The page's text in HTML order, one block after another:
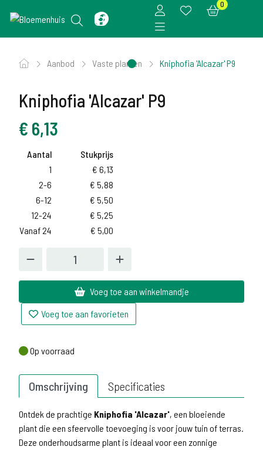
0
Aanbod Vaste planten Kniphofia 'Alcazar' P9
Kniphofia 'Alcazar' P9
€ 6,13
Aantal
Stukprijs
1
€ 6,13
2-6
€ 5,88
6-12
€ 5,50
12-24
€ 5,25
Vanaf 24
€ 5,00
Voeg toe aan winkelmandje
Voeg toe aan favorieten
Op voorraad
Op voorraad
Omschrijving Specificaties
Ontdek de prachtige Kniphofia 'Alcazar', een bloeiende
plant die een sfeervolle toevoeging is voor jouw tuin of terras.
Deze onderhoudsarme plant is ideaal voor een zonnige